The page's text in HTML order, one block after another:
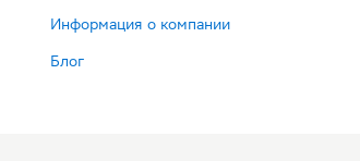
Информация о компании
Блог